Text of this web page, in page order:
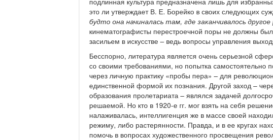
это ли утверждает В. Е. Борейко в своих следующих
будто она начиналась там, где заканчивалось
кинематографисты перестроечной поры не должны
засильем в искусстве – ведь вопросы управления
Бесспорно, литература является очень серьезной
со своими требованиями, но попытка самостоятельно
через личную практику «пробы пера» – для
единственной формой их познания. Другой заход –
образования пролетариата – являлся задачей
решаемой. Но кто в 1920-е гг. мог взять на себя
налаживалась, интеллигенция же в массе своей
режиму, либо растерянности. Правда, и в ее кругах
помочь в вопросах художественного просвещения